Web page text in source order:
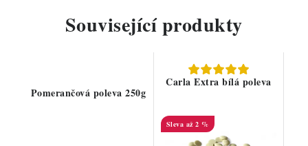
Související produkty
Pomerančová poleva 250g
Carla Extra bílá poleva
až 2 %